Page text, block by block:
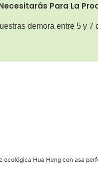
Para La
demora entre 5 y
ecológica Hua Heng con asa